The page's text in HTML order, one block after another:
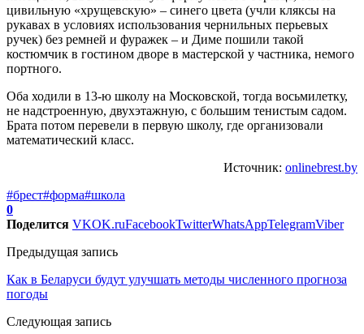
цивильную «хрущевскую» – синего цвета (учли кляксы на
рукавах в условиях использования чернильных перьевых
ручек) без ремней и фуражек – и Диме пошили такой
костюмчик в гостином дворе в мастерской у частника, немого
портного.
Оба ходили в 13-ю школу на Московской, тогда восьмилетку,
не надстроенную, двухэтажную, с большим тенистым садом.
Брата потом перевели в первую школу, где организовали
математический класс.
Источник: onlinebrest.by
#брест#форма#школа
0
Поделится VKOK.ruFacebookTwitterWhatsAppTelegramViber
Предыдущая запись
Как в Беларуси будут улучшать методы численного прогноза
погоды
Следующая запись